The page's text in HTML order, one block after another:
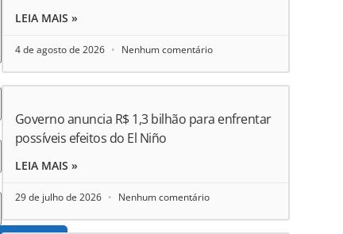
LEIA MAIS »
4 de agosto de 2026 Nenhum comentário
Governo anuncia R$ 1,3 bilhão para enfrentar
possíveis efeitos do El Niño
LEIA MAIS »
29 de julho de 2026 Nenhum comentário